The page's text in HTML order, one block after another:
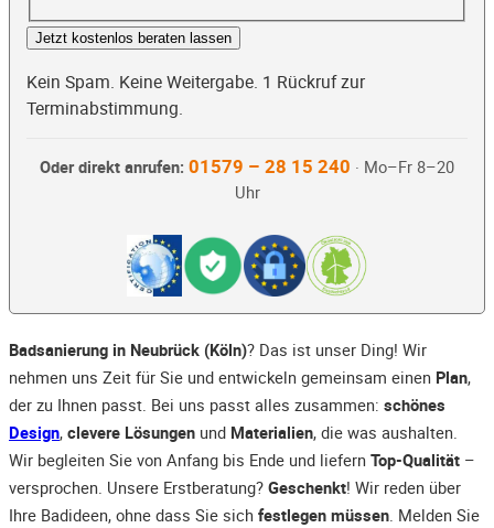
Jetzt kostenlos beraten lassen
Kein Spam. Keine Weitergabe. 1 Rückruf zur
Terminabstimmung.
Oder direkt anrufen: 01579 – 28 15 240 · Mo–Fr 8–20
Uhr
Badsanierung in Neubrück (Köln)? Das ist unser Ding! Wir
nehmen uns Zeit für Sie und entwickeln gemeinsam einen Plan,
der zu Ihnen passt. Bei uns passt alles zusammen: schönes
Design, clevere Lösungen und Materialien, die was aushalten.
Wir begleiten Sie von Anfang bis Ende und liefern Top-Qualität –
versprochen. Unsere Erstberatung? Geschenkt! Wir reden über
Ihre Badideen, ohne dass Sie sich festlegen müssen. Melden Sie